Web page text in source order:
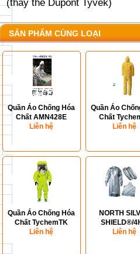
(thay thế Dupont Tyvek)
SẢN PHẨM CÙNG LOẠI
Quần Áo Chống Hóa
Chất AMN428E
Liên hệ
Quần Áo
Chất
Liên hệ
Quần Áo Chống Hóa
Chất TychemTK
Liên hệ
NORTH
SHIELD®/
Liên hệ